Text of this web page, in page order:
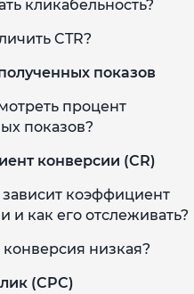
кликабельность?
CTR?
показов
процент
показов?
конверсии (CR)
зависит коэффициент
и как его отслеживать?
низкая?
(CPC)